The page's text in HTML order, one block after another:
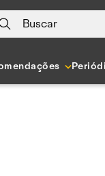
Buscar